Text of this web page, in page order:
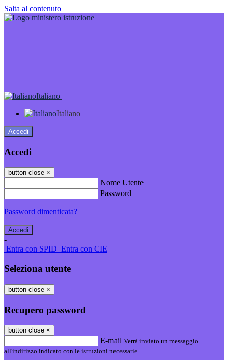
Salta al contenuto
Italiano
Italiano
Accedi
Accedi
button close ×
Nome Utente
Password
Password dimenticata?
-
Entra con SPID Entra con CIE
Seleziona utente
button close ×
Recupero password
button close ×
E-mail Verrà inviato un messaggio
all'indirizzo indicato con le istruzioni necessarie.